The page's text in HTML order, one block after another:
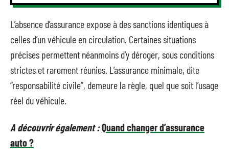
L’absence d’assurance expose à des sanctions identiques à
celles d’un véhicule en circulation. Certaines situations
précises permettent néanmoins d’y déroger, sous conditions
strictes et rarement réunies. L’assurance minimale, dite
“responsabilité civile”, demeure la règle, quel que soit l’usage
réel du véhicule.
A découvrir également :Quand changer d’assurance
auto ?